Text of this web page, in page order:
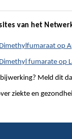
van het
op
fumarate op
Meld dit
ziekte en